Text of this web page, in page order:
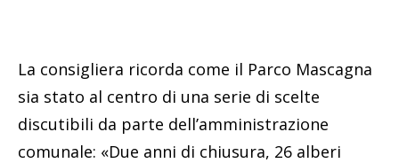
La consigliera ricorda come il Parco Mascagna
sia stato al centro di una serie di scelte
discutibili da parte dell’amministrazione
comunale: «Due anni di chiusura, 26 alberi